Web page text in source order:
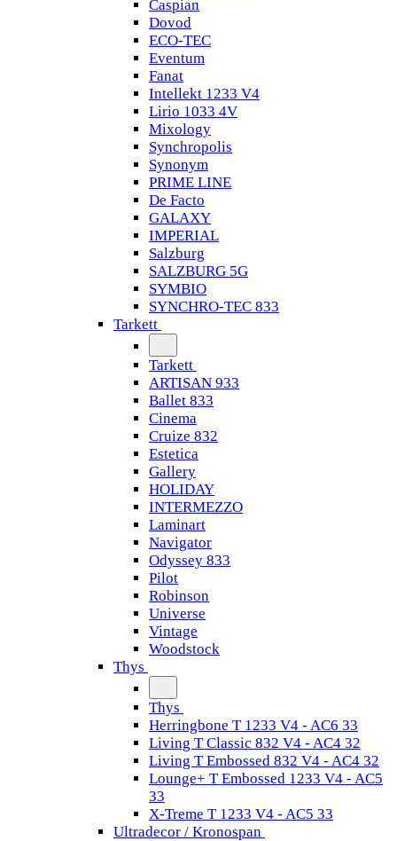
Caspian
Dovod
ECO-TEC
Eventum
Fanat
Intellekt 1233 V4
Lirio 1033 4V
Mixology
Synchropolis
Synonym
PRIME LINE
De Facto
GALAXY
IMPERIAL
Salzburg
SALZBURG 5G
SYMBIO
SYNCHRO-TEC 833
Tarkett
Tarkett
ARTISAN 933
Ballet 833
Cinema
Cruize 832
Estetica
Gallery
HOLIDAY
INTERMEZZO
Laminart
Navigator
Odyssey 833
Pilot
Robinson
Universe
Vintage
Woodstock
Thys
Thys
Herringbone T 1233 V4 - AC6 33
Living T Classic 832 V4 - AC4 32
Living T Embossed 832 V4 - AC4 32
Lounge+ T Embossed 1233 V4 - AC5
33
X-Treme T 1233 V4 - AC5 33
Ultradecor / Kronospan